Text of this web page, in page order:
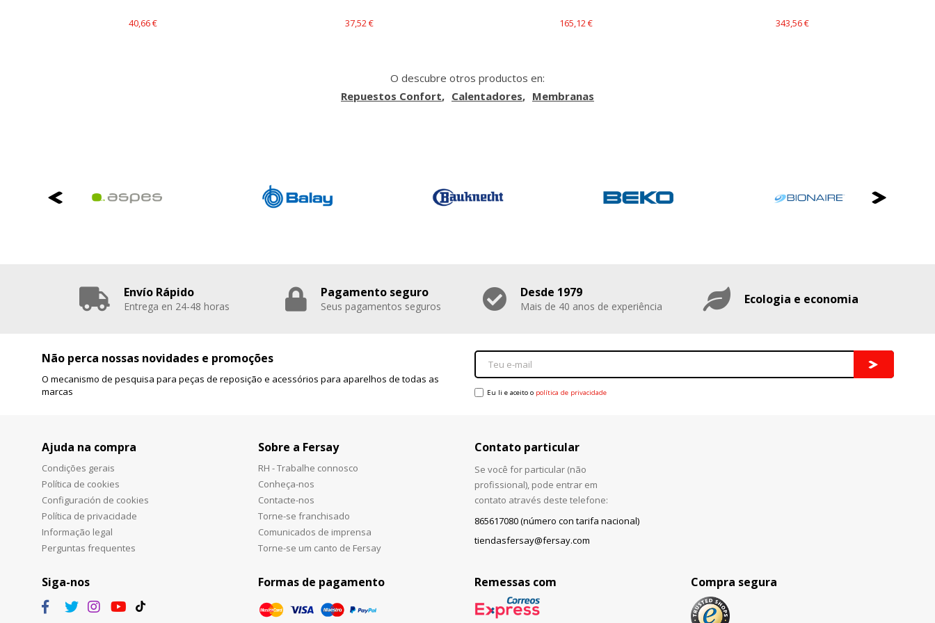
40,66 € 37,52 € 165,12 € 343,56 €
O descubre otros productos en:
Repuestos Confort
Calentadores Membranas
Envío Rápido
Entrega en 24-48 horas
Pagamento seguro
Seus pagamentos seguros
Desde 1979
Mais de 40 anos de experiência Ecologia e economia
Não perca nossas novidades e promoções
O mecanismo de pesquisa para peças de reposição e acessórios para aparelhos de todas as
marcas
Eu li e aceito o política de privacidade
Ajuda na compra
Condições gerais
Política de cookies
Configuración de cookies
Política de privacidade
Informação legal
Perguntas frequentes
Sobre a Fersay
RH - Trabalhe connosco
Conheça-nos
Contacte-nos
Torne-se franchisado
Comunicados de imprensa
Torne-se um canto de Fersay
Contato particular
Se você for particular (não
profissional), pode entrar em
contato através deste telefone:
865617080 (número con tarifa nacional)
tiendasfersay@fersay.com
Siga-nos Formas de pagamento Remessas com Compra segura